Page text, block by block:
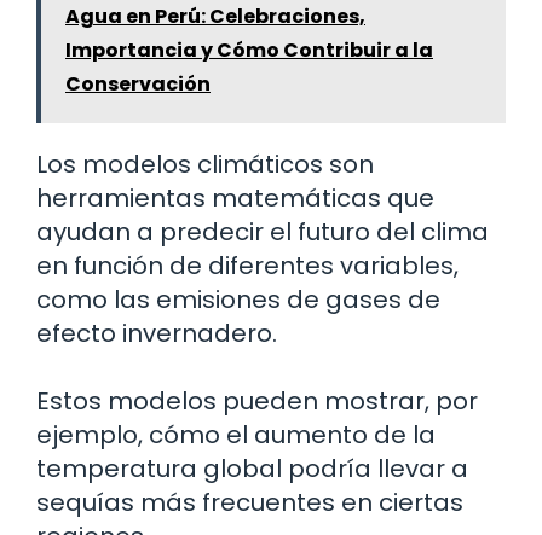
Agua en Perú: Celebraciones,
Importancia y Cómo Contribuir a la
Conservación
Los modelos climáticos son
herramientas matemáticas que
ayudan a predecir el futuro del clima
en función de diferentes variables,
como las emisiones de gases de
efecto invernadero.
Estos modelos pueden mostrar, por
ejemplo, cómo el aumento de la
temperatura global podría llevar a
sequías más frecuentes en ciertas